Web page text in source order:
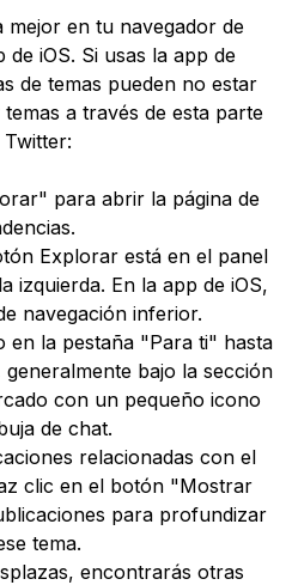
mejor en tu navegador de
iOS. Si usas la app de
de temas pueden no estar
a través de esta parte
Twitter:
para abrir la página de
Explorar está en el panel
izquierda. En la app de iOS,
navegación inferior.
en la pestaña "Para ti" hasta
bajo la sección
con un pequeño icono
de chat.
relacionadas con el
clic en el botón "Mostrar
para profundizar
tema.
encontrarás otras